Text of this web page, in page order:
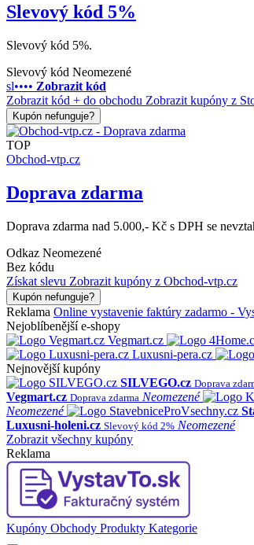
Slevový kód 5%
Slevový kód 5%.
Slevový kód Neomezené
sl•••• Zobrazit kód
Zobrazit kód + do obchodu Zobrazit kupóny z
Kupón nefunguje?
TOP
Obchod-vtp.cz
Doprava zdarma
Doprava zdarma nad 5.000,- Kč s DPH se
Odkaz Neomezené
Bez kódu
Získat slevu Zobrazit kupóny z Obchod-vtp.cz
Kupón nefunguje?
Reklama Online vystavenie faktúry zadarmo -
Nejoblíbenější e-shopy
Vegmart.cz
Luxusni-pera.cz
Nejnovější kupóny
SILVEGO.cz Doprava
Vegmart.cz Doprava zdarma Neomezené
Neomezené
Luxusni-holeni.cz Slevový kód 2% Neomezené
Zobrazit všechny kupóny
Reklama
Kupóny Obchody Produkty Kategorie